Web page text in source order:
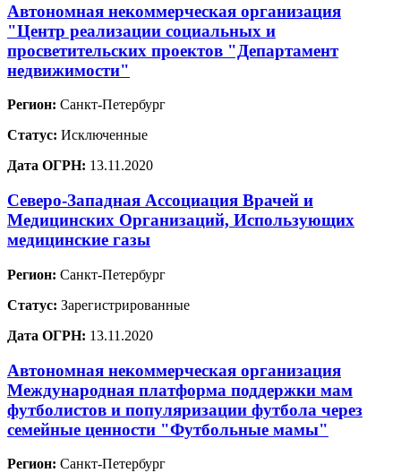
Автономная некоммерческая организация
"Центр реализации социальных и
просветительских проектов "Департамент
недвижимости"
Регион: Санкт-Петербург
Статус: Исключенные
Дата ОГРН: 13.11.2020
Северо-Западная Ассоциация Врачей и
Медицинских Организаций, Использующих
медицинские газы
Регион: Санкт-Петербург
Статус: Зарегистрированные
Дата ОГРН: 13.11.2020
Автономная некоммерческая организация
Международная платформа поддержки мам
футболистов и популяризации футбола через
семейные ценности "Футбольные мамы"
Регион: Санкт-Петербург